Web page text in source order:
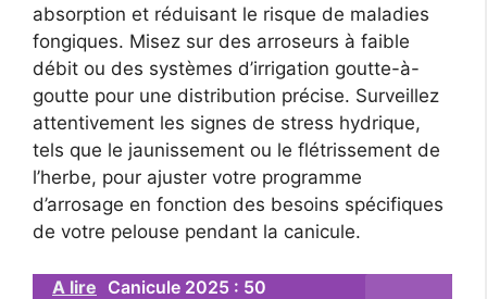
absorption et réduisant le risque de maladies
fongiques. Misez sur des arroseurs à faible
débit ou des systèmes d’irrigation goutte-à-
goutte pour une distribution précise. Surveillez
attentivement les signes de stress hydrique,
tels que le jaunissement ou le flétrissement de
l’herbe, pour ajuster votre programme
d’arrosage en fonction des besoins spécifiques
de votre pelouse pendant la canicule.
A lire Canicule 2025 : 50